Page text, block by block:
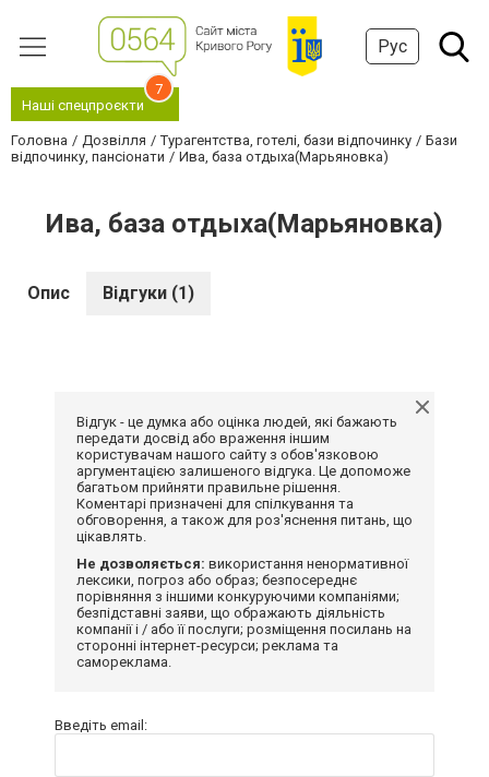
Рус
Наші спецпроєкти
7
Головна Дозвілля Турагентства, готелі, бази відпочинку
Бази
відпочинку, пансіонати
Ива, база отдыха(Марьяновка)
Ива, база отдыха(Марьяновка)
Опис Відгуки (1)
Відгук - це думка або оцінка людей, які бажають
передати досвід або враження іншим
користувачам нашого сайту з обов'язковою
аргументацією залишеного відгука. Це допоможе
багатьом прийняти правильне рішення.
Коментарі призначені для спілкування та
обговорення, а також для роз'яснення питань, що
цікавлять.
Не дозволяється: використання ненормативної
лексики, погроз або образ; безпосереднє
порівняння з іншими конкуруючими компаніями;
безпідставні заяви, що ображають діяльність
компанії і / або її послуги; розміщення посилань на
сторонні інтернет-ресурси; реклама та
самореклама.
Введіть email: